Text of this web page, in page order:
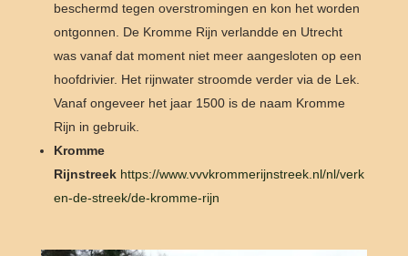
beschermd tegen overstromingen en kon het worden
ontgonnen. De Kromme Rijn verlandde en Utrecht
was vanaf dat moment niet meer aangesloten op een
hoofdrivier. Het rijnwater stroomde verder via de Lek.
Vanaf ongeveer het jaar 1500 is de naam Kromme
Rijn in gebruik.
Kromme
Rijnstreek https://www.vvvkrommerijnstreek.nl/nl/verk
en-de-streek/de-kromme-rijn